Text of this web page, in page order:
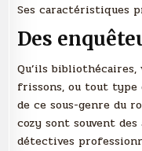
Ses caractéristiques
Des
Qu’ils
frissons, ou tout type
de ce sous-genre du
cozy sont souvent
détectives